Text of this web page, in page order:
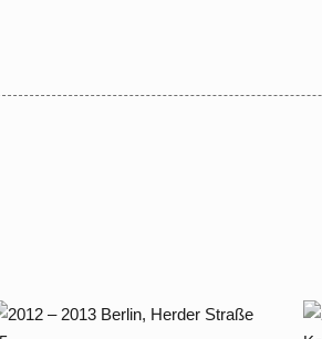
2012 – 2013 Berlin, Herder